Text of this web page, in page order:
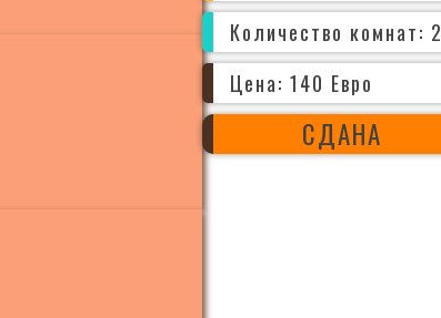
Количество комнат: 2
Цена: 140 Евро
СДАНА